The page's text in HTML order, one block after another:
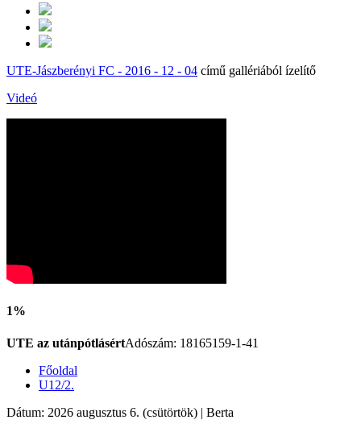
UTE-Jászberényi FC - 2016 - 12 - 04 című gallériából ízelítő
Videó
1%
UTE az utánpótlásértAdószám: 18165159-1-41
Főoldal
U12/2.
Dátum: 2026 augusztus 6. (csütörtök) | Berta